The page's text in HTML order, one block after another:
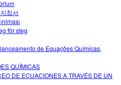
침서
för steg
de Equações Químicas,
QUÍMICAS
DE ECUACIONES A TRAVÉS DE UN